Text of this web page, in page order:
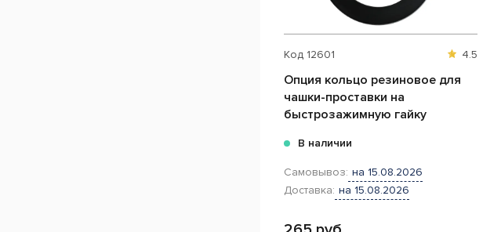
Код 12601 4.5
Опция кольцо резиновое для
чашки-проставки на
быстрозажимную гайку
В наличии
Самовывоз: на 15.08.2026
Доставка: на 15.08.2026